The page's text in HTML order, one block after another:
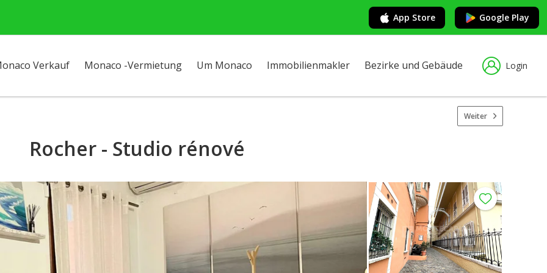
App Store Google Play
Verkauf Monaco -Vermietung Um Monaco Immobilienmakler Bezirke und Gebäude Login
Weiter
Rocher - Studio rénové